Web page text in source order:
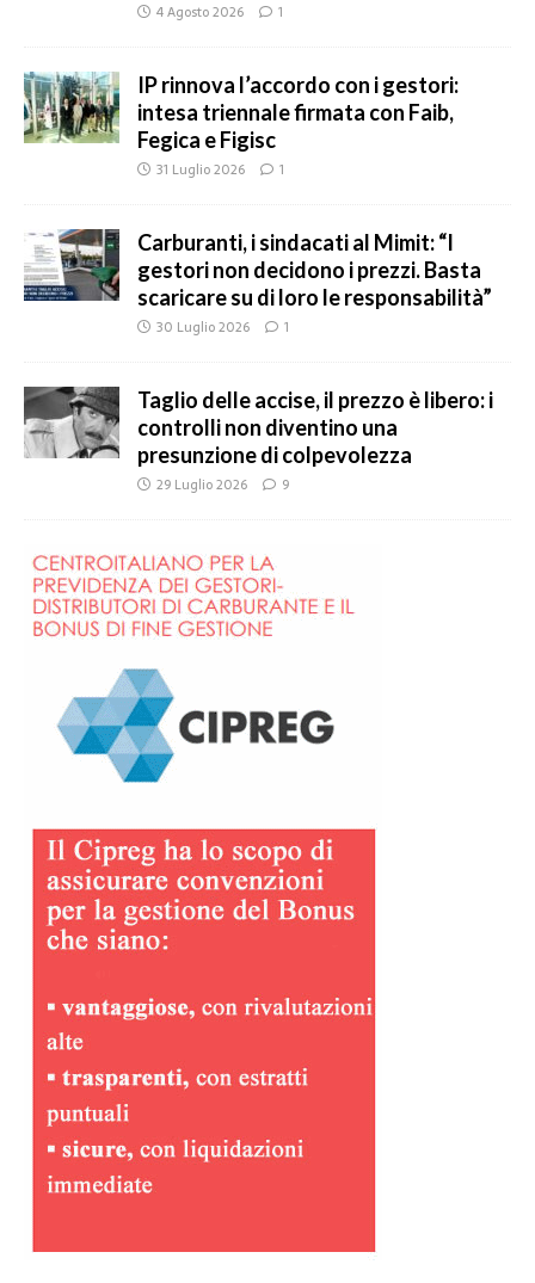
4 Agosto 2026 1
IP rinnova l’accordo con i gestori:
intesa triennale firmata con Faib,
Fegica e Figisc
31 Luglio 2026 1
Carburanti, i sindacati al Mimit: “I
gestori non decidono i prezzi. Basta
scaricare su di loro le responsabilità”
30 Luglio 2026 1
Taglio delle accise, il prezzo è libero: i
controlli non diventino una
presunzione di colpevolezza
29 Luglio 2026 9